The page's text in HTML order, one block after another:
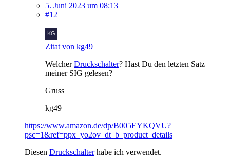
5. Juni 2023 um 08:13
#12
Zitat von kg49
WelcherDruckschalter? Hast Du den letzten Satz
meiner SIG gelesen?
Gruss
kg49
https://www.amazon.de/dp/B005EYKQVU?
psc=1&ref=ppx_yo2ov_dt_b_product_details
Diesen Druckschalterhabe ich verwendet.